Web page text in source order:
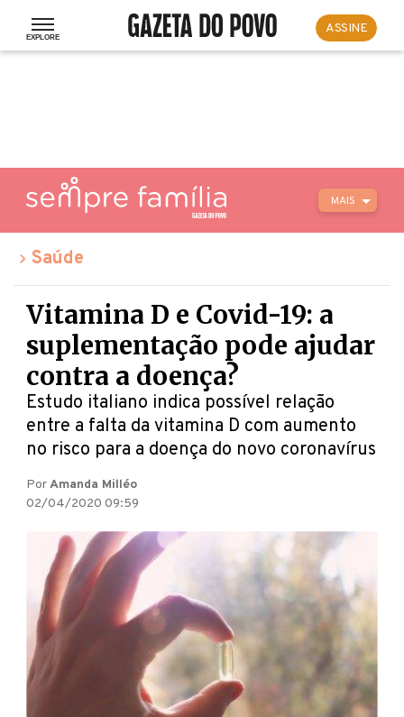
ASSINE
MAIS
Saúde
Vitamina D e Covid-19: a
suplementação pode ajudar
contra a doença?
Estudo italiano indica possível relação
entre a falta da vitamina D com aumento
no risco para a doença do novo coronavírus
PorAmanda Milléo
02/04/2020 09:59